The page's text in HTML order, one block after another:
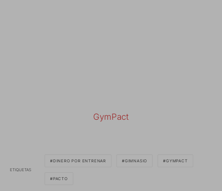
GymPact
ETIQUETAS
DINERO POR ENTRENAR GIMNASIO GYMPACT
PACTO